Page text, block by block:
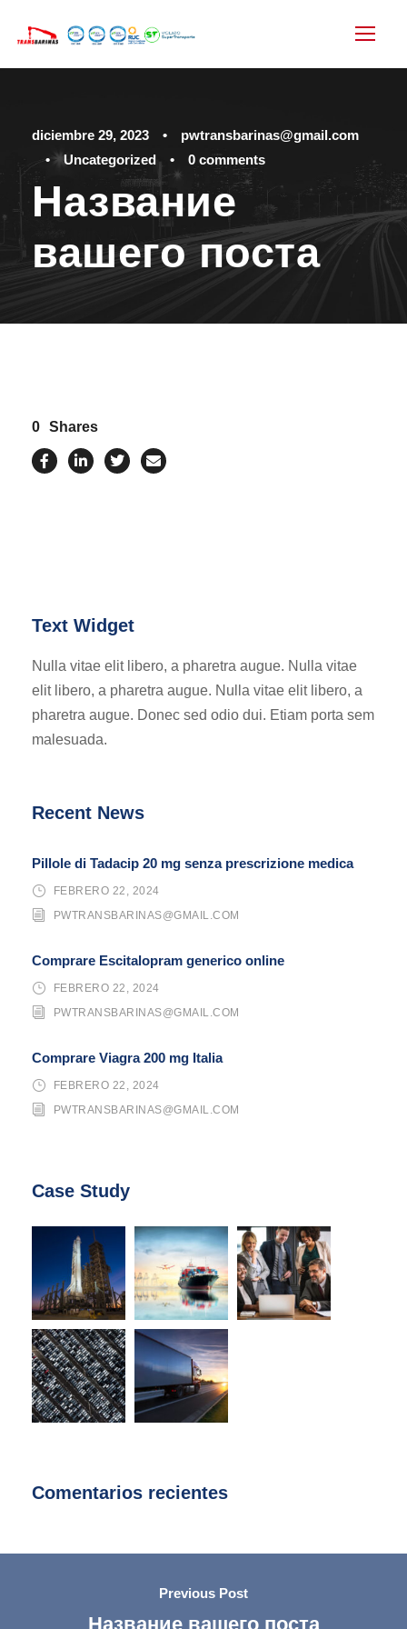
diciembre 29, 2023 •
pwtransbarinas@gmail.com
•
Uncategorized • 0 comments
Название
вашего поста
0 Shares
Text Widget
Nulla vitae elit libero, a pharetra augue. Nulla vitae
elit libero, a pharetra augue. Nulla vitae elit libero, a
pharetra augue. Donec sed odio dui. Etiam porta sem
malesuada.
Recent News
Pillole di Tadacip 20 mg senza prescrizione medica
FEBRERO 22, 2024
PWTRANSBARINAS@GMAIL.COM
Comprare Escitalopram generico online
FEBRERO 22, 2024
PWTRANSBARINAS@GMAIL.COM
Comprare Viagra 200 mg Italia
FEBRERO 22, 2024
PWTRANSBARINAS@GMAIL.COM
Case Study
Comentarios recientes
Previous Post
Название вашего поста